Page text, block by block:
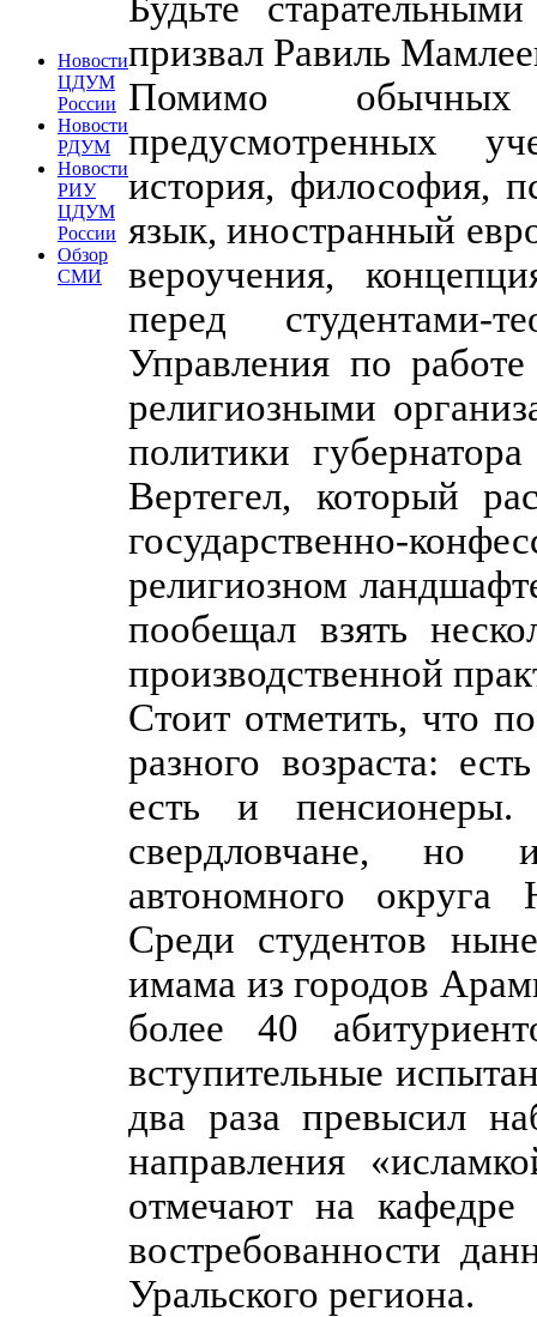
Новости
ЦДУМ
России
Новости
РДУМ
Новости
РИУ
ЦДУМ
России
Обзор
СМИ
призвал Равиль
Помимо обычных
предусмотренных
история, философия,
язык, иностранный
вероучения,
перед студентами-
Управления по
религиозными
политики
Вертегел, который
государственно-
религиозном
пообещал взять
производственной
Стоит отметить, что
разного возраста:
есть и пенсионеры.
свердловчане, но
автономного
Среди студентов
имама из городов
более 40
вступительные
два раза превысил
направления
отмечают на кафедре
востребованности
Уральского региона.